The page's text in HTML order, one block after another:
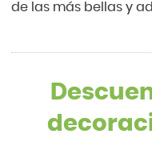
de las más bellas y